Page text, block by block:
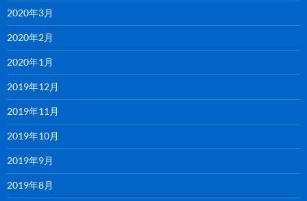
2020年3月
2020年2月
2020年1月
2019年12月
2019年11月
2019年10月
2019年9月
2019年8月